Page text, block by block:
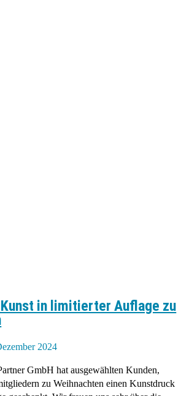
in limitierter Auflage zu
2024
GmbH hat ausgewählten Kunden,
zu Weihnachten einen Kunstdruck